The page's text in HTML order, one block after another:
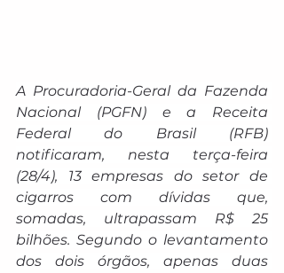
A Procuradoria-Geral da Fazenda
Nacional (PGFN) e a Receita
Federal do Brasil (RFB)
notificaram, nesta terça-feira
(28/4), 13 empresas do setor de
cigarros com dívidas que,
somadas, ultrapassam R$ 25
bilhões. Segundo o levantamento
dos dois órgãos, apenas duas